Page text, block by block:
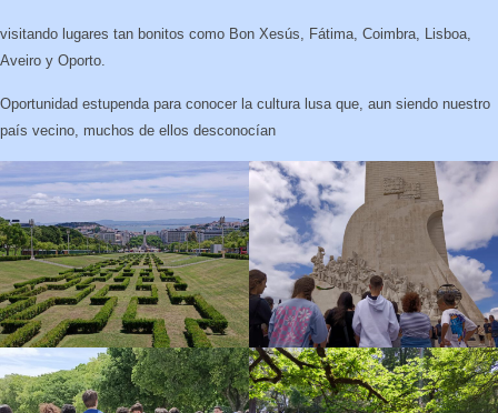
visitando lugares tan bonitos como Bon Xesús, Fátima, Coimbra, Lisboa,
Aveiro y Oporto.
Oportunidad estupenda para conocer la cultura lusa que, aun siendo nuestro
país vecino, muchos de ellos desconocían